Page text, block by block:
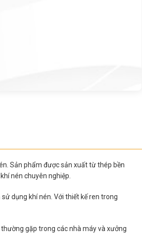
Sản phẩm được sản xuất từ thép bền
nén chuyên nghiệp.
dụng khí nén. Với thiết kế ren trong
gặp trong các nhà máy và xưởng